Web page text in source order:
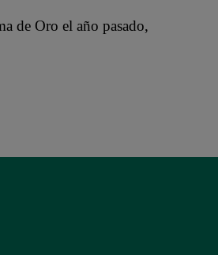
de Oro el año pasado,